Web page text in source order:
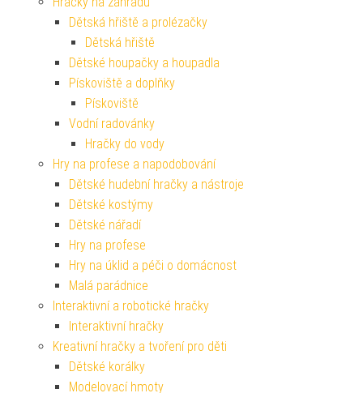
Dětská hřiště a prolézačky
Dětská hřiště
Dětské houpačky a houpadla
Pískoviště a doplňky
Pískoviště
Vodní radovánky
Hračky do vody
Hry na profese a napodobování
Dětské hudební hračky a nástroje
Dětské kostýmy
Dětské nářadí
Hry na profese
Hry na úklid a péči o domácnost
Malá parádnice
Interaktivní a robotické hračky
Interaktivní hračky
Kreativní hračky a tvoření pro děti
Dětské korálky
Modelovací hmoty